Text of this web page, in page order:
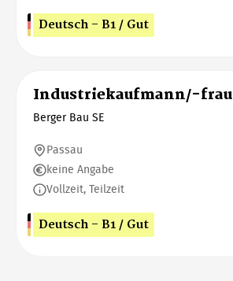
Deutsch - B1 / Gut
Industriekaufmann/-frau
Berger Bau SE
Passau
keine Angabe
Vollzeit, Teilzeit
Deutsch - B1 / Gut